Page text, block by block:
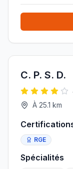
C. P. S. D.
À 25.1 km
RGE
Spécialités